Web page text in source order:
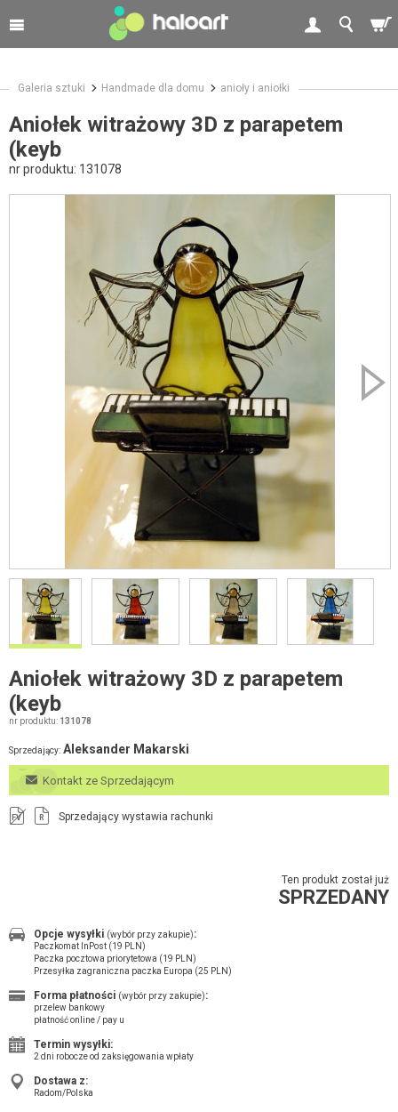
Galeria sztuki Handmade dla domu anioły i aniołki
Aniołek witrażowy 3D z parapetem
(keyb
nr produktu: 131078
Aniołek witrażowy 3D z parapetem
(keyb
nr produktu: 131078
Sprzedający: Aleksander Makarski
Kontakt ze Sprzedającym
FV R Sprzedający wystawia rachunki
Ten produkt został już
SPRZEDANY
Opcje wysyłki (wybór przy zakupie):
Paczkomat InPost (19 PLN)
Paczka pocztowa priorytetowa (19 PLN)
Przesyłka zagraniczna paczka Europa (25 PLN)
Forma płatności (wybór przy zakupie):
przelew bankowy
płatność online / pay u
Termin wysyłki:
2 dni robocze od zaksięgowania wpłaty
Dostawa z:
Radom/Polska